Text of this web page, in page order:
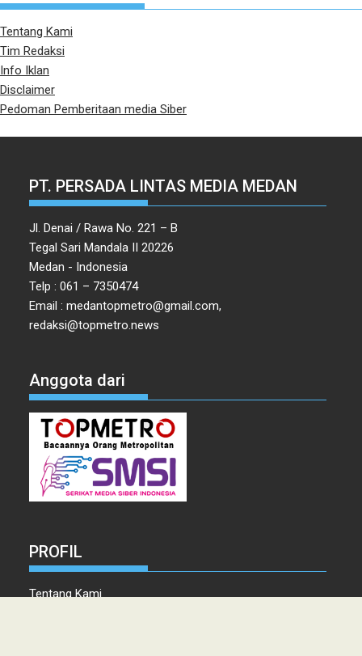
Tentang Kami
Tim Redaksi
Info Iklan
Disclaimer
Pedoman Pemberitaan media Siber
PT. PERSADA LINTAS MEDIA MEDAN
Jl. Denai / Rawa No. 221 – B
Tegal Sari Mandala II 20226
Medan - Indonesia
Telp : 061 – 7350474
Email : medantopmetro@gmail.com,
redaksi@topmetro.news
Anggota dari
PROFIL
Tentang Kami